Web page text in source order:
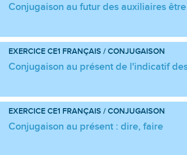
Conjugaison au futur des auxiliaires
EXERCICE CE1 FRANÇAIS / CONJUGAISON
Conjugaison au présent de l'indicatif
EXERCICE CE1 FRANÇAIS / CONJUGAISON
Conjugaison au présent : dire, faire